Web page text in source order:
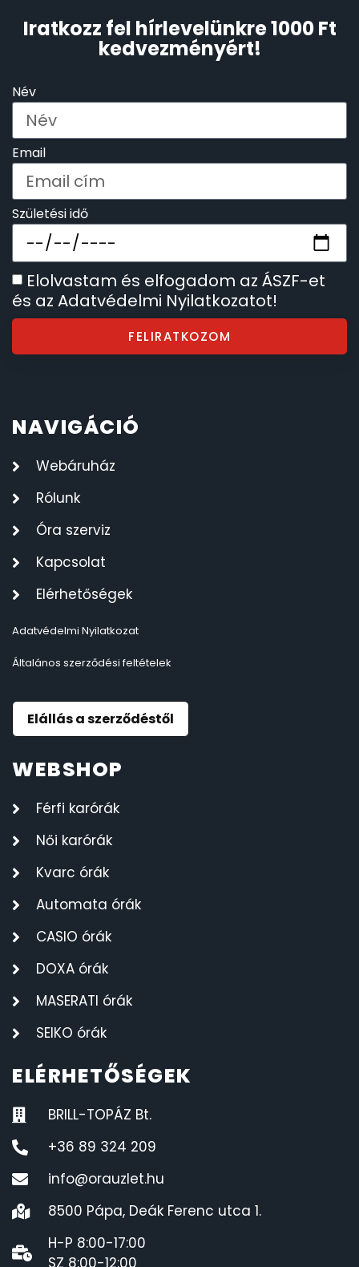
Iratkozz fel hírlevelünkre 1000 Ft
kedvezményért!
Név
Email
Születési idő
Elolvastam és elfogadom az ÁSZF-et
és az Adatvédelmi Nyilatkozatot!
FELIRATKOZOM
NAVIGÁCIÓ
Webáruház
Rólunk
Óra szerviz
Kapcsolat
Elérhetőségek
Adatvédelmi Nyilatkozat
Általános szerződési feltételek
Elállás a szerződéstől
WEBSHOP
Férfi karórák
Női karórák
Kvarc órák
Automata órák
CASIO órák
DOXA órák
MASERATI órák
SEIKO órák
ELÉRHETŐSÉGEK
BRILL-TOPÁZ Bt.
+36 89 324 209
info@orauzlet.hu
8500 Pápa, Deák Ferenc utca 1.
H-P 8:00-17:00